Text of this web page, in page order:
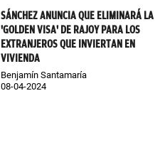
SÁNCHEZ ANUNCIA QUE ELIMINARÁ LA
'GOLDEN VISA' DE RAJOY PARA LOS
EXTRANJEROS QUE INVIERTAN EN
VIVIENDA
Benjamín Santamaría
08-04-2024